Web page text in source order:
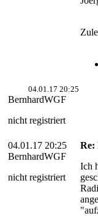
04.01.17 20:25
BernhardWGF
nicht registriert
04.01.17 20:25
BernhardWGF
nicht registriert
Re:
Ich